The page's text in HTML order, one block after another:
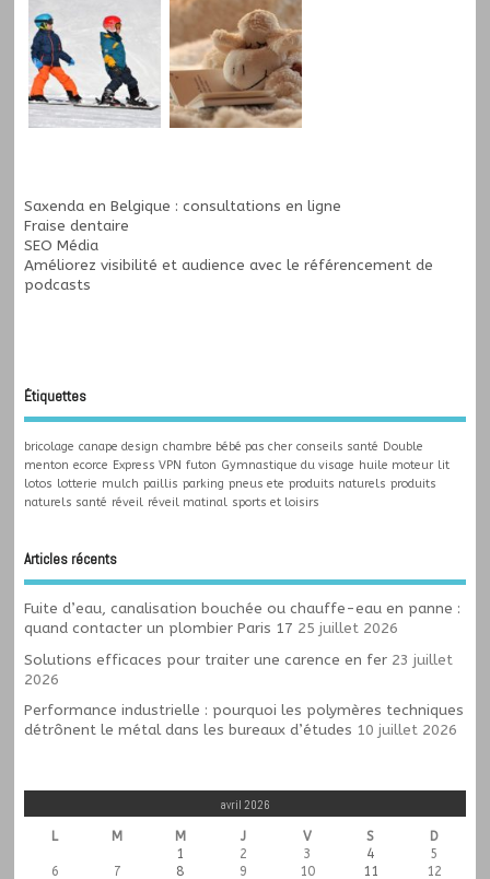
Saxenda en Belgique : consultations en ligne
Fraise dentaire
SEO Média
Améliorez visibilité et audience avec le référencement de
podcasts
Étiquettes
bricolage canape design chambre bébé pas cher conseils santé Double
menton ecorce Express VPN futon Gymnastique du visage huile moteur lit
lotos lotterie mulch paillis parking pneus ete produits naturels produits
naturels santé réveil réveil matinal sports et loisirs
Articles récents
Fuite d’eau, canalisation bouchée ou chauffe-eau en panne :
quand contacter un plombier Paris 17 25 juillet 2026
Solutions efficaces pour traiter une carence en fer 23 juillet
2026
Performance industrielle : pourquoi les polymères techniques
détrônent le métal dans les bureaux d’études 10 juillet 2026
avril 2026
L M M J V S
D
1
2 3 4
5
6
7 8 9 10 11 12